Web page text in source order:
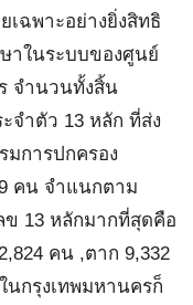
ฉพาะอย่างยิ่งสิทธิ
าในระบบของศูนย์
จำนวนทั้งสิ้น
จำตัว 13 หลัก ที่ส่ง
มการปกครอง
คน จำแนกตาม
ข 13 หลักมากที่สุดคือ
คน ,ตาก 9,332
กรุงเทพมหานครก็